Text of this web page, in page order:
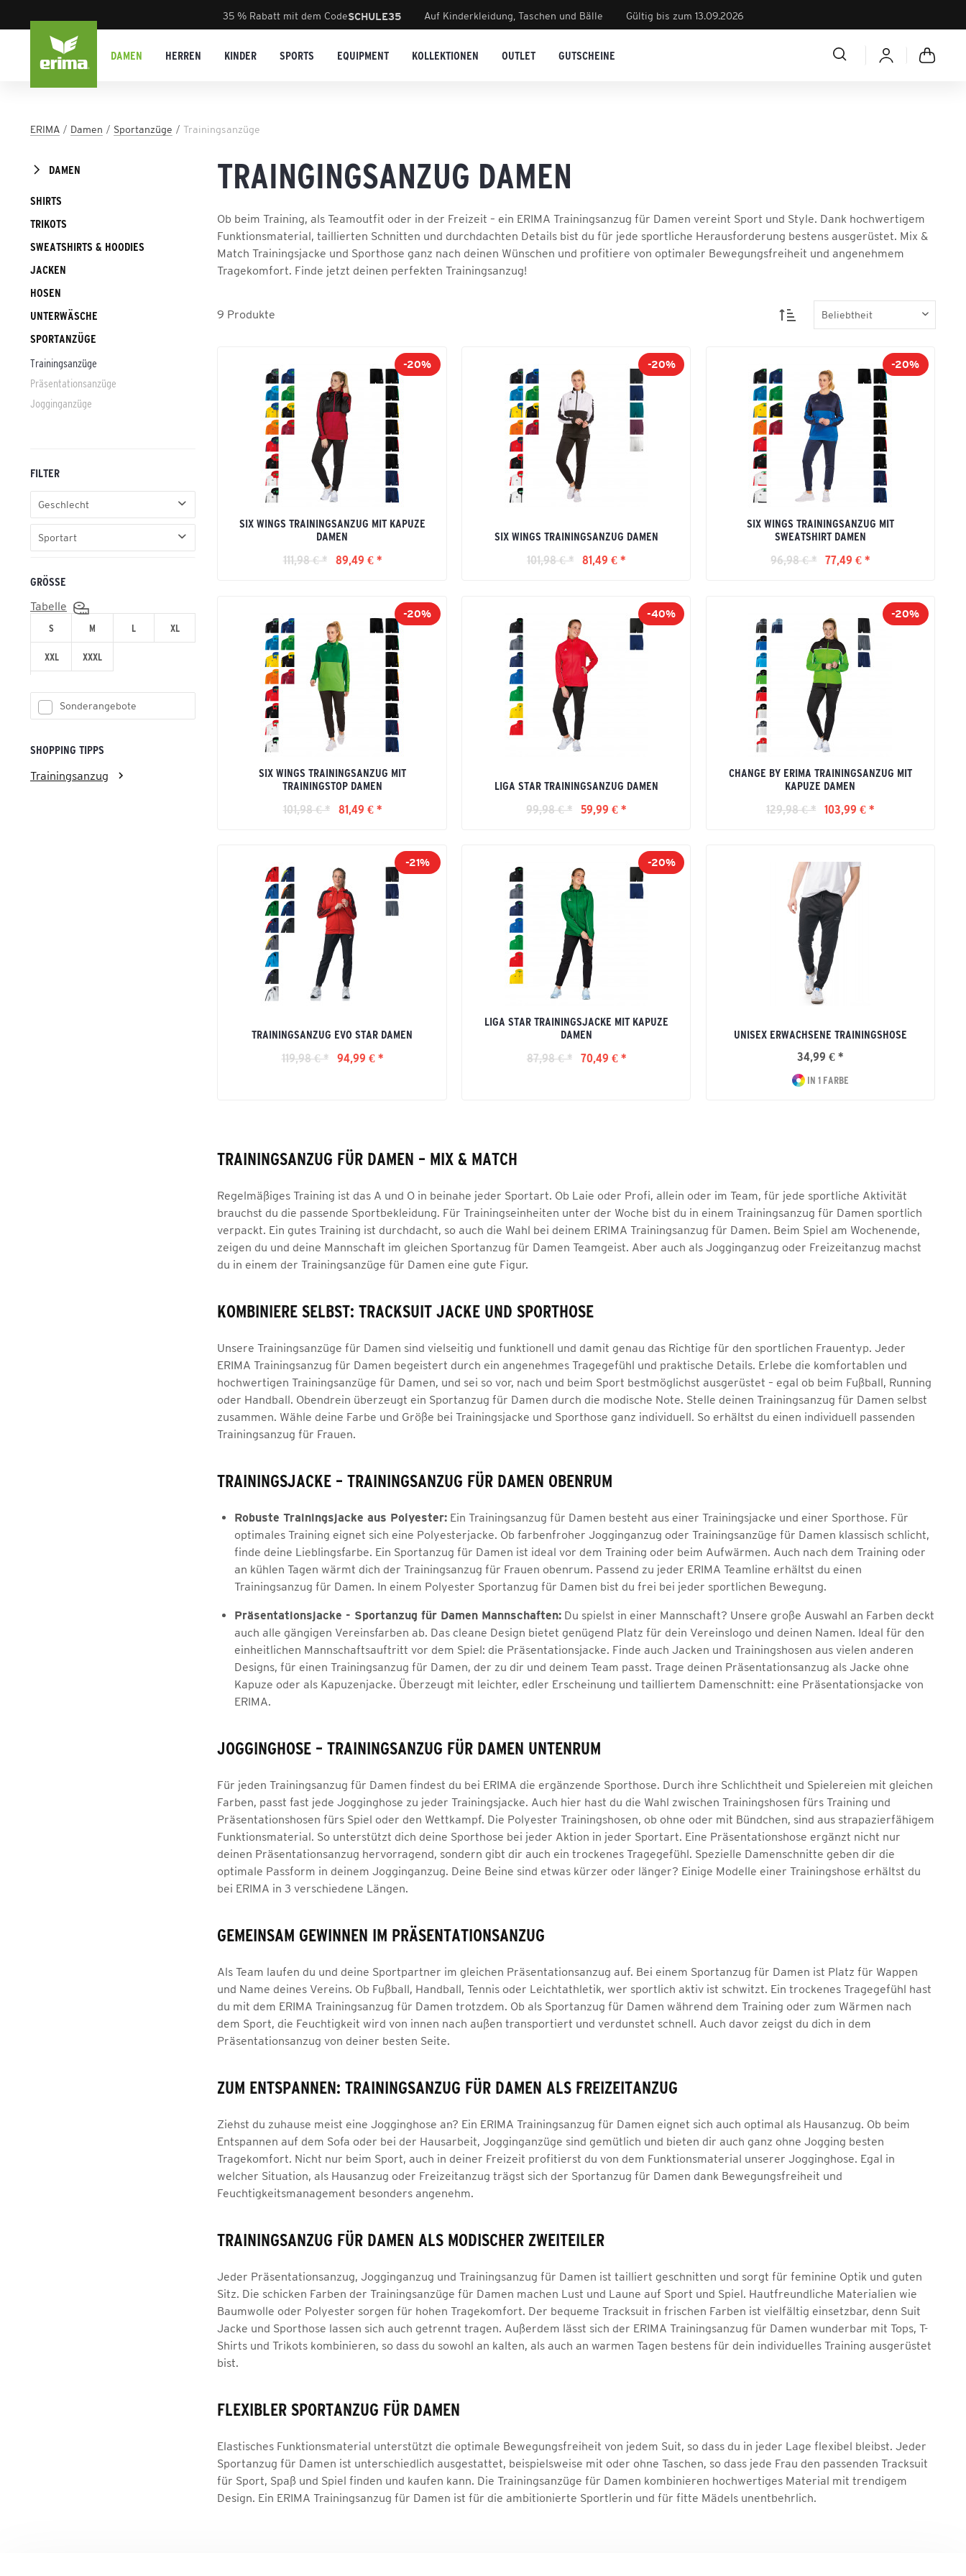
35 % Rabatt mit dem CodeSCHULE35 Auf Kinderkleidung, Taschen und Bälle Gültig bis zum 13.09.2026
DAMEN HERREN KINDER SPORTS EQUIPMENT KOLLEKTIONEN OUTLET GUTSCHEINE
ERIMA Damen Sportanzüge Trainingsanzüge
DAMEN
SHIRTS
TRIKOTS
SWEATSHIRTS & HOODIES
JACKEN
HOSEN
UNTERWÄSCHE
SPORTANZÜGE
Trainingsanzüge
Präsentationsanzüge
Jogginganzüge
FILTER
Geschlecht
Unisex Erwachsene
Sportart
Handball
Volleyball
GRÖSSE
Tabelle
S M L XL
XXL XXXL
Sonderangebote
SHOPPING TIPPS
Trainingsanzug
TRAINGINGSANZUG DAMEN
Ob beim Training, als Teamoutfit oder in der Freizeit – ein ERIMA Trainingsanzug für Damen vereint Sport und Style. Dank hochwertigem
Funktionsmaterial, taillierten Schnitten und durchdachten Details bist du für jede sportliche Herausforderung bestens ausgerüstet. Mix &
Match Trainingsjacke und Sporthose ganz nach deinen Wünschen und profitiere von optimaler Bewegungsfreiheit und angenehmem
Tragekomfort. Finde jetzt deinen perfekten Trainingsanzug!
9 Produkte
-20%
SIX WINGS TRAININGSANZUG MIT KAPUZE
DAMEN
111,98 € *
89,49 € *
-20%
SIX WINGS TRAININGSANZUG DAMEN
101,98 € *
81,49 € *
-20%
SIX WINGS TRAININGSANZUG MIT
SWEATSHIRT DAMEN
96,98 € *
77,49 € *
-20%
SIX WINGS TRAININGSANZUG MIT
TRAININGSTOP DAMEN
101,98 € *
81,49 € *
-40%
LIGA STAR TRAININGSANZUG DAMEN
99,98 € *
59,99 € *
-20%
CHANGE BY ERIMA TRAININGSANZUG MIT
KAPUZE DAMEN
129,98 € *
103,99 € *
-21%
TRAININGSANZUG EVO STAR DAMEN
119,98 € *
94,99 € *
-20%
LIGA STAR TRAININGSJACKE MIT KAPUZE
DAMEN
87,98 € *
70,49 € *
UNISEX ERWACHSENE TRAININGSHOSE
34,99 € *
IN 1 FARBE
TRAININGSANZUG FÜR DAMEN – MIX & MATCH
Regelmäßiges Training ist das A und O in beinahe jeder Sportart. Ob Laie oder Profi, allein oder im Team, für jede sportliche Aktivität
brauchst du die passende Sportbekleidung. Für Trainingseinheiten unter der Woche bist du in einem Trainingsanzug für Damen sportlich
verpackt. Ein gutes Training ist durchdacht, so auch die Wahl bei deinem ERIMA Trainingsanzug für Damen. Beim Spiel am Wochenende,
zeigen du und deine Mannschaft im gleichen Sportanzug für Damen Teamgeist. Aber auch als Jogginganzug oder Freizeitanzug machst
du in einem der Trainingsanzüge für Damen eine gute Figur.
KOMBINIERE SELBST: TRACKSUIT JACKE UND SPORTHOSE
Unsere Trainingsanzüge für Damen sind vielseitig und funktionell und damit genau das Richtige für den sportlichen Frauentyp. Jeder
ERIMA Trainingsanzug für Damen begeistert durch ein angenehmes Tragegefühl und praktische Details. Erlebe die komfortablen und
hochwertigen Trainingsanzüge für Damen, und sei so vor, nach und beim Sport bestmöglichst ausgerüstet – egal ob beim Fußball, Running
oder Handball. Obendrein überzeugt ein Sportanzug für Damen durch die modische Note. Stelle deinen Trainingsanzug für Damen selbst
zusammen. Wähle deine Farbe und Größe bei Trainingsjacke und Sporthose ganz individuell. So erhältst du einen individuell passenden
Trainingsanzug für Frauen.
TRAININGSJACKE – TRAININGSANZUG FÜR DAMEN OBENRUM
Robuste Trainingsjacke aus Polyester: Ein Trainingsanzug für Damen besteht aus einer Trainingsjacke und einer Sporthose. Für
optimales Training eignet sich eine Polyesterjacke. Ob farbenfroher Jogginganzug oder Trainingsanzüge für Damen klassisch schlicht,
finde deine Lieblingsfarbe. Ein Sportanzug für Damen ist ideal vor dem Training oder beim Aufwärmen. Auch nach dem Training oder
an kühlen Tagen wärmt dich der Trainingsanzug für Frauen obenrum. Passend zu jeder ERIMA Teamline erhältst du einen
Trainingsanzug für Damen. In einem Polyester Sportanzug für Damen bist du frei bei jeder sportlichen Bewegung.
Präsentationsjacke - Sportanzug für Damen Mannschaften: Du spielst in einer Mannschaft? Unsere große Auswahl an Farben deckt
auch alle gängigen Vereinsfarben ab. Das cleane Design bietet genügend Platz für dein Vereinslogo und deinen Namen. Ideal für den
einheitlichen Mannschaftsauftritt vor dem Spiel: die Präsentationsjacke. Finde auch Jacken und Trainingshosen aus vielen anderen
Designs, für einen Trainingsanzug für Damen, der zu dir und deinem Team passt. Trage deinen Präsentationsanzug als Jacke ohne
Kapuze oder als Kapuzenjacke. Überzeugt mit leichter, edler Erscheinung und tailliertem Damenschnitt: eine Präsentationsjacke von
ERIMA.
JOGGINGHOSE – TRAININGSANZUG FÜR DAMEN UNTENRUM
Für jeden Trainingsanzug für Damen findest du bei ERIMA die ergänzende Sporthose. Durch ihre Schlichtheit und Spielereien mit gleichen
Farben, passt fast jede Jogginghose zu jeder Trainingsjacke. Auch hier hast du die Wahl zwischen Trainingshosen fürs Training und
Präsentationshosen fürs Spiel oder den Wettkampf. Die Polyester Trainingshosen, ob ohne oder mit Bündchen, sind aus strapazierfähigem
Funktionsmaterial. So unterstützt dich deine Sporthose bei jeder Aktion in jeder Sportart. Eine Präsentationshose ergänzt nicht nur
deinen Präsentationsanzug hervorragend, sondern gibt dir auch ein trockenes Tragegefühl. Spezielle Damenschnitte geben dir die
optimale Passform in deinem Jogginganzug. Deine Beine sind etwas kürzer oder länger? Einige Modelle einer Trainingshose erhältst du
bei ERIMA in 3 verschiedene Längen.
GEMEINSAM GEWINNEN IM PRÄSENTATIONSANZUG
Als Team laufen du und deine Sportpartner im gleichen Präsentationsanzug auf. Bei einem Sportanzug für Damen ist Platz für Wappen
und Name deines Vereins. Ob Fußball, Handball, Tennis oder Leichtathletik, wer sportlich aktiv ist schwitzt. Ein trockenes Tragegefühl hast
du mit dem ERIMA Trainingsanzug für Damen trotzdem. Ob als Sportanzug für Damen während dem Training oder zum Wärmen nach
dem Sport, die Feuchtigkeit wird von innen nach außen transportiert und verdunstet schnell. Auch davor zeigst du dich in dem
Präsentationsanzug von deiner besten Seite.
ZUM ENTSPANNEN: TRAININGSANZUG FÜR DAMEN ALS FREIZEITANZUG
Ziehst du zuhause meist eine Jogginghose an? Ein ERIMA Trainingsanzug für Damen eignet sich auch optimal als Hausanzug. Ob beim
Entspannen auf dem Sofa oder bei der Hausarbeit, Jogginganzüge sind gemütlich und bieten dir auch ganz ohne Jogging besten
Tragekomfort. Nicht nur beim Sport, auch in deiner Freizeit profitierst du von dem Funktionsmaterial unserer Jogginghose. Egal in
welcher Situation, als Hausanzug oder Freizeitanzug trägst sich der Sportanzug für Damen dank Bewegungsfreiheit und
Feuchtigkeitsmanagement besonders angenehm.
TRAININGSANZUG FÜR DAMEN ALS MODISCHER ZWEITEILER
Jeder Präsentationsanzug, Jogginganzug und Trainingsanzug für Damen ist tailliert geschnitten und sorgt für feminine Optik und guten
Sitz. Die schicken Farben der Trainingsanzüge für Damen machen Lust und Laune auf Sport und Spiel. Hautfreundliche Materialien wie
Baumwolle oder Polyester sorgen für hohen Tragekomfort. Der bequeme Tracksuit in frischen Farben ist vielfältig einsetzbar, denn Suit
Jacke und Sporthose lassen sich auch getrennt tragen. Außerdem lässt sich der ERIMA Trainingsanzug für Damen wunderbar mit Tops, T-
Shirts und Trikots kombinieren, so dass du sowohl an kalten, als auch an warmen Tagen bestens für dein individuelles Training ausgerüstet
bist.
FLEXIBLER SPORTANZUG FÜR DAMEN
Elastisches Funktionsmaterial unterstützt die optimale Bewegungsfreiheit von jedem Suit, so dass du in jeder Lage flexibel bleibst. Jeder
Sportanzug für Damen ist unterschiedlich ausgestattet, beispielsweise mit oder ohne Taschen, so dass jede Frau den passenden Tracksuit
für Sport, Spaß und Spiel finden und kaufen kann. Die Trainingsanzüge für Damen kombinieren hochwertiges Material mit trendigem
Design. Ein ERIMA Trainingsanzug für Damen ist für die ambitionierte Sportlerin und für fitte Mädels unentbehrlich.